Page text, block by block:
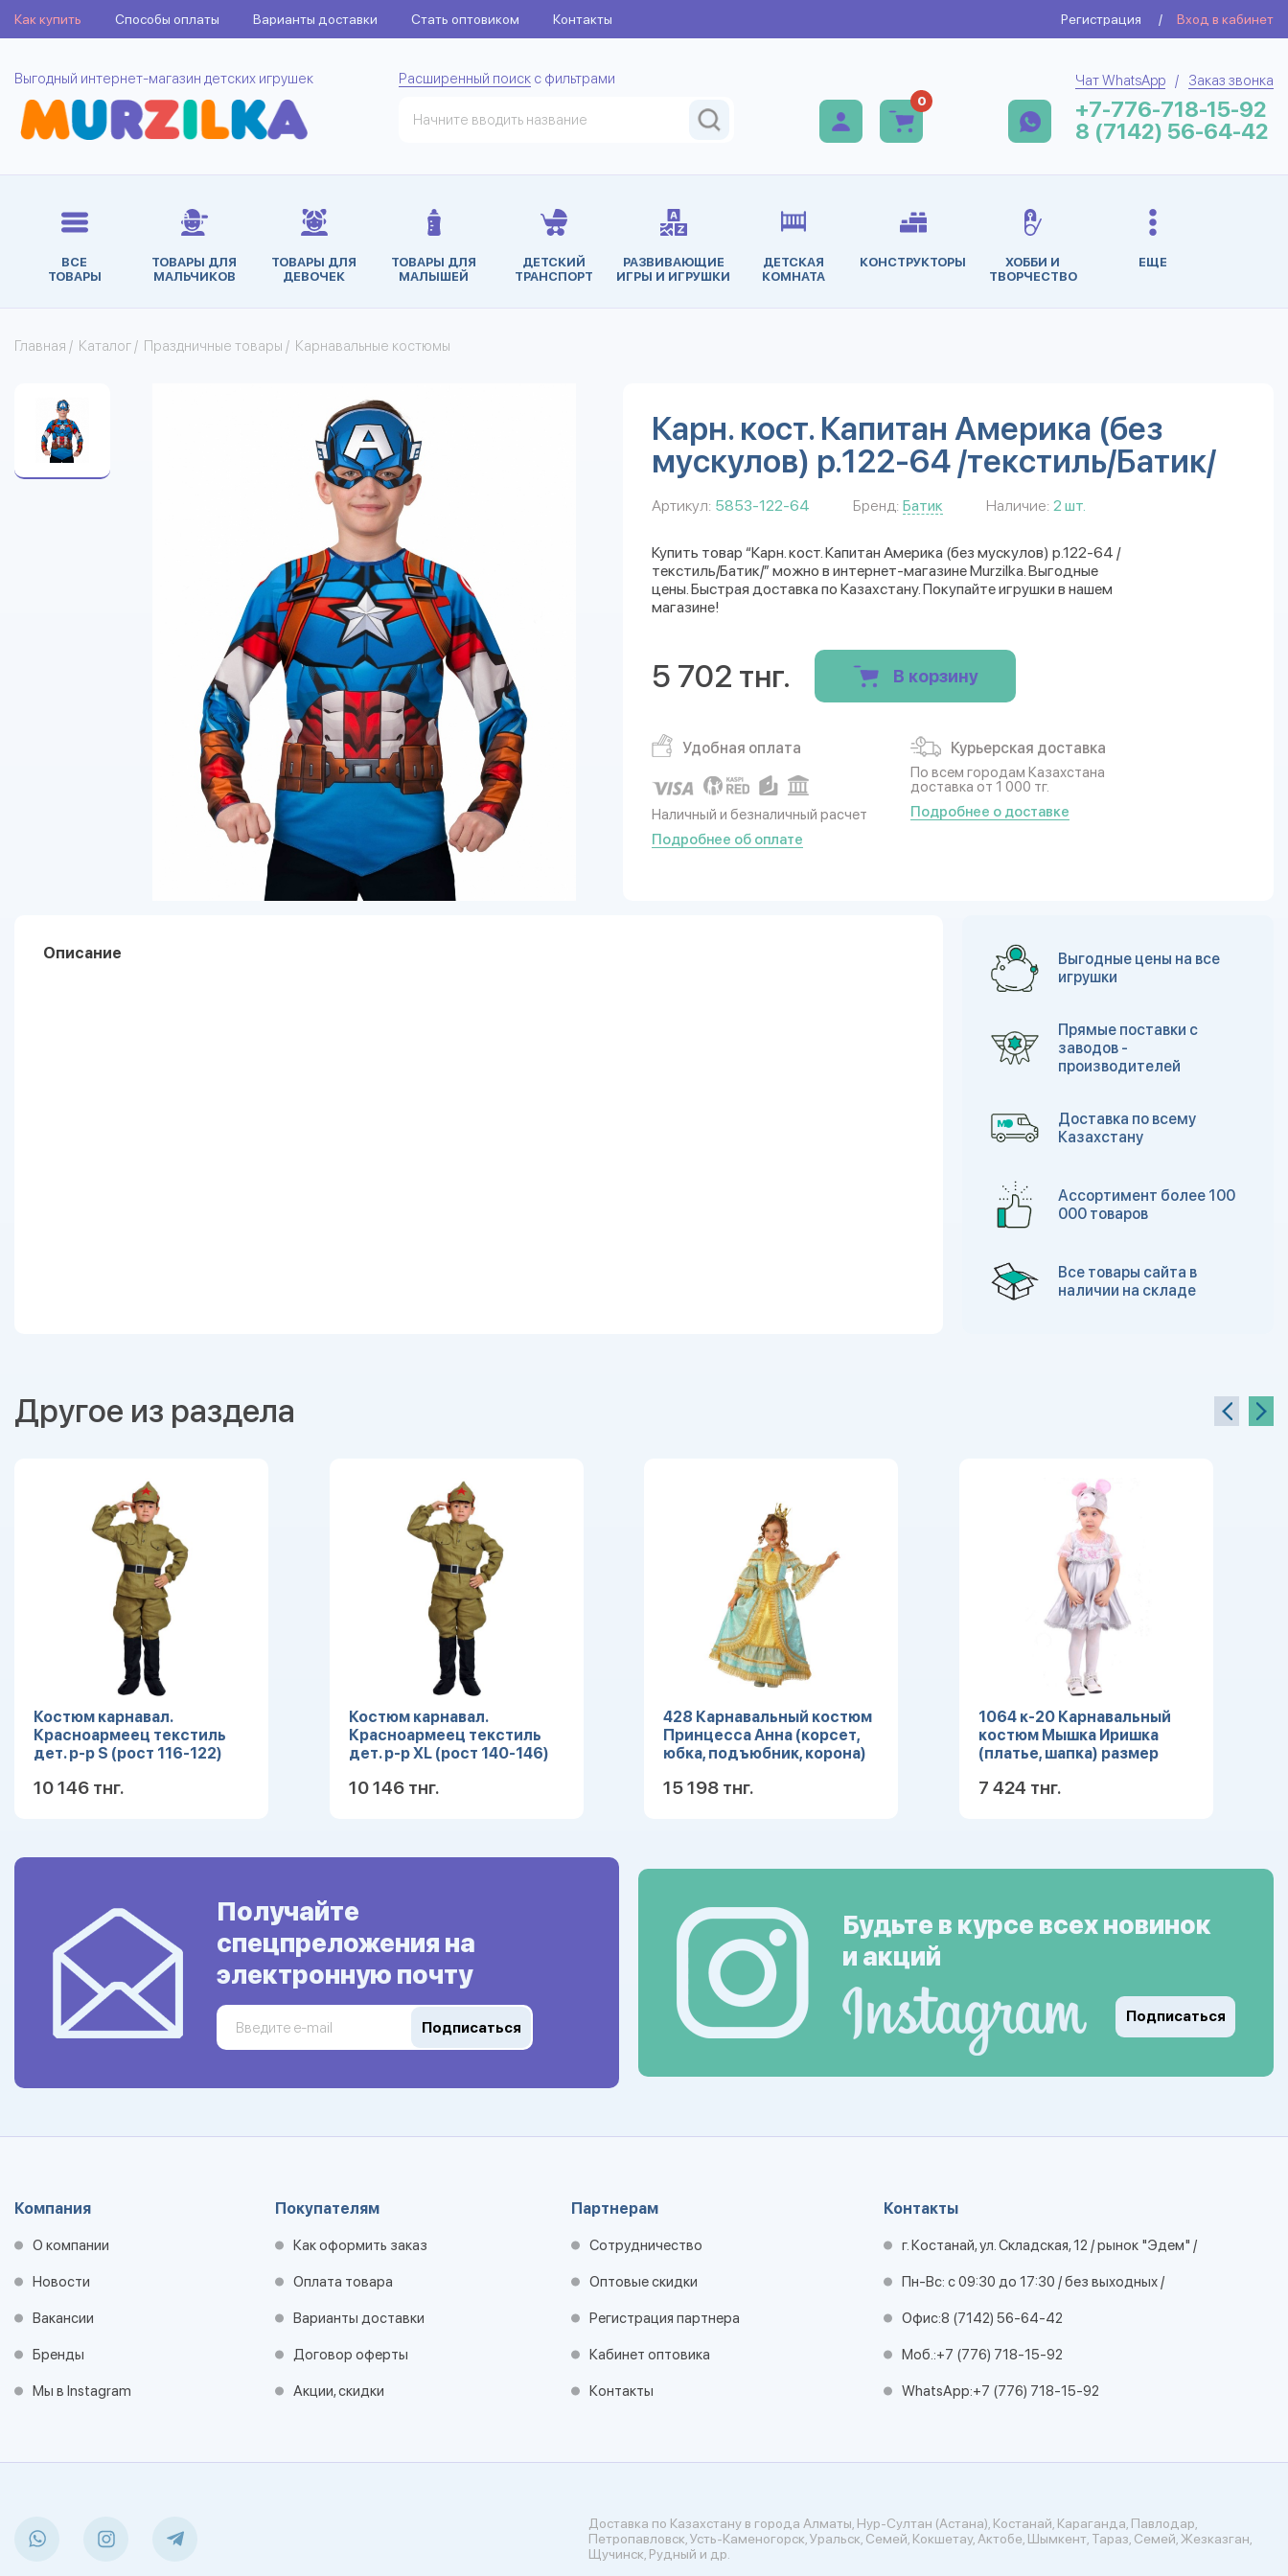
Как купить Способы оплаты Варианты доставки Стать оптовиком Контакты Регистрация / Вход в кабинет
Выгодный интернет-магазин детских игрушек Расширенный поиск с фильтрами
0
Чат WhatsApp / Заказ звонка
+7-776-718-15-92
8 (7142) 56-64-42
ВСЕ
ТОВАРЫ
ТОВАРЫ ДЛЯ
МАЛЬЧИКОВ
ТОВАРЫ ДЛЯ
ДЕВОЧЕК
ТОВАРЫ ДЛЯ
МАЛЫШЕЙ
ДЕТСКИЙ
ТРАНСПОРТ
РАЗВИВАЮЩИЕ
ИГРЫ И ИГРУШКИ
ДЕТСКАЯ
КОМНАТА
КОНСТРУКТОРЫ
ХОББИ И
ТВОРЧЕСТВО
ЕЩЕ
Главная / Каталог / Праздничные товары / Карнавальные костюмы
Карн. кост. Капитан Америка (без
мускулов) р.122-64 /текстиль/Батик/
Артикул: 5853-122-64 Бренд: Батик Наличие: 2 шт.
Купить товар “Карн. кост. Капитан Америка (без мускулов) р.122-64 /
текстиль/Батик/” можно в интернет-магазине Murzilka. Выгодные
цены. Быстрая доставка по Казахстану. Покупайте игрушки в нашем
магазине!
5 702 тнг. В корзину
Удобная оплата
Наличный и безналичный расчет
Подробнее об оплате
Курьерская доставка
По всем городам Казахстана
доставка от 1 000 тг.
Подробнее о доставке
Описание
Выгодные цены на все
игрушки
Прямые поставки с
заводов -
производителей
Доставка по всему
Казахстану
Ассортимент более 100
000 товаров
Все товары сайта в
наличии на складе
Другое из раздела
Костюм карнавал.
Красноармеец текстиль
дет. р-р S (рост 116-122)
10 146 тнг.
Костюм карнавал.
Красноармеец текстиль
дет. р-р XL (рост 140-146)
10 146 тнг.
428 Карнавальный костюм
Принцесса Анна (корсет,
юбка, подъюбник, корона)
15 198 тнг.
1064 к-20 Карнавальный
костюм Мышка Иришка
(платье, шапка) размер
7 424 тнг.
Получайте
спецпреложения на
электронную почту
Подписаться
Будьте в курсе всех новинок
и акций
Подписаться
Компания
О компании
Новости
Вакансии
Бренды
Мы в Instagram
Покупателям
Как оформить заказ
Оплата товара
Варианты доставки
Договор оферты
Акции, скидки
Партнерам
Сотрудничество
Оптовые скидки
Регистрация партнера
Кабинет оптовика
Контакты
Контакты
г. Костанай, ул. Складская, 12 / рынок "Эдем" /
Пн-Вс: с 09:30 до 17:30 / без выходных /
Офис:8 (7142) 56-64-42
Моб.:+7 (776) 718-15-92
WhatsApp:+7 (776) 718-15-92
Доставка по Казахстану в города Алматы, Нур-Султан (Астана), Костанай, Караганда, Павлодар,
Петропавловск, Усть-Каменогорск, Уральск, Семей, Кокшетау, Актобе, Шымкент, Тараз, Семей, Жезказган,
Щучинск, Рудный и др.